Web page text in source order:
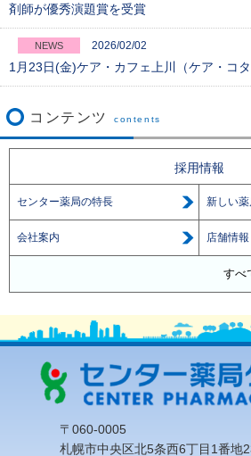
剤師が優秀演題賞を受賞
NEWS 2026/02/02
1月23日(金)ケア・カフェ上川（ケア・コ
コンテンツ contents
採用情報
センター薬局の特長 新しい
会社案内 店舗情報
すべ
〒060-0005
札幌市中央区北5条西6丁目1番地